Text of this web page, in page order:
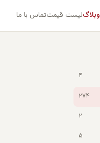
وبلاگلیست قیمتتماس با ما
۴
۲۷۴
۲
۵